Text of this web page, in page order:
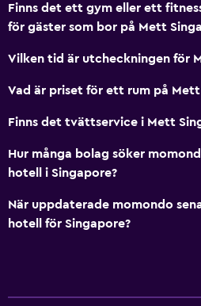
Restauranger
Restaurang
Bar/lounge
Mat kan levereras till
Kafeteria
Kaffemaskin
Finns det ett gym eller ett
för gäster som bor på Mett
Vilken tid är utcheckningen för
Vad är priset för ett rum på Mett
Finns det tvättservice i Mett
Hur många bolag söker
hotell i Singapore?
När uppdaterade momondo
hotell för Singapore?